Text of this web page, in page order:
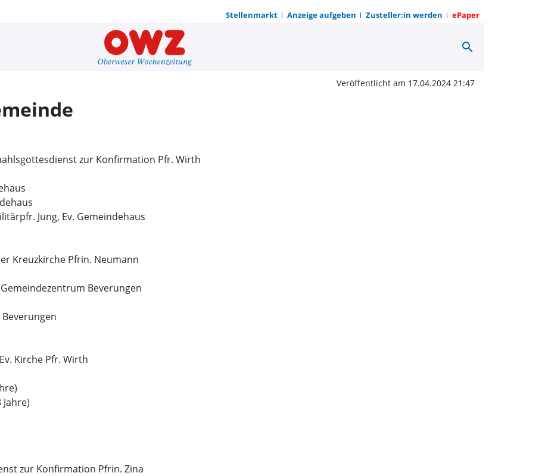
Stellenmarkt Anzeige aufgeben Zusteller:in werden ePaper
Ev. Weser-Nehte-Gemeinde | OWZ
search
Veröffentlicht am 17.04.2024 21:47
zur Konfirmation Pfr. Wirth
Jung, Ev. Gemeindehaus
Kreuzkirche Pfrin. Neumann
Beverungen
Kirche Pfr. Wirth
zur Konfirmation Pfrin. Zina